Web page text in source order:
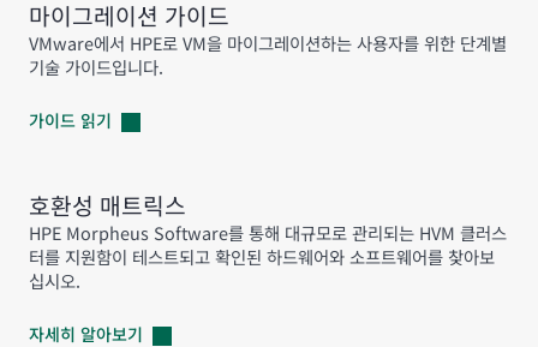
마이그레이션 가이드
VMware에서 HPE로 VM을 마이그레이션하는 사용자를 위한 단계별
기술 가이드입니다.
가이드 읽기
호환성 매트릭스
HPE Morpheus Software를 통해 대규모로 관리되는 HVM 클러스
터를 지원함이 테스트되고 확인된 하드웨어와 소프트웨어를 찾아보
십시오.
자세히 알아보기